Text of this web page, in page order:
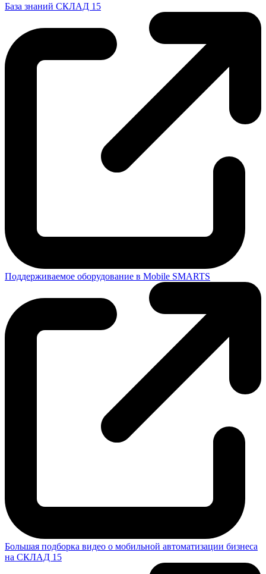
База знаний СКЛАД 15
Поддерживаемое оборудование в Mobile SMARTS
Большая подборка видео о мобильной автоматизации бизнеса
на СКЛАД 15